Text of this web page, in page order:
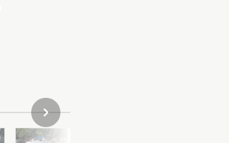
NÄCHSTES BILD IN DER GALERIE